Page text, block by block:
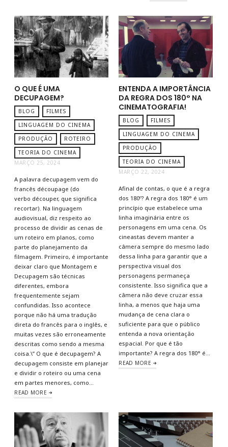
O QUE É UMA
DECUPAGEM?
BLOG
FILMES
LINGUAGEM DO CINEMA
PRODUÇÃO
ROTEIRO
TEORIA DO CINEMA
MARÇO 25, 2024
A palavra decupagem vem do
francês découpage (do
verbo découper, que significa
recortar). Na linguagem
audiovisual, diz respeito ao
processo de dividir as cenas de
um roteiro em planos, como
parte do planejamento da
filmagem. Primeiro, é importante
deixar claro que Montagem e
Decupagem são técnicas
diferentes, embora
frequentemente sejam
confundidas. Isso acontece
porque não há uma tradução
direta do francês para o inglês, e
muitas vezes são erroneamente
descritas como sendo a mesma
coisa.\” O que é decupagem? A
decupagem consiste em planejar
e dividir o roteiro ou uma cena
em partes menores, como…
READ MORE
ENTENDA A IMPORTÂNCIA
DA REGRA DOS 180° NA
CINEMATOGRAFIA!
BLOG
FILMES
LINGUAGEM DO CINEMA
PRODUÇÃO
TEORIA DO CINEMA
MARÇO 22, 2024
Afinal de contas, o que é a regra
dos 180º? A regra dos 180° é um
princípio que estabelece uma
linha imaginária entre os
personagens em uma cena. Os
cineastas devem manter a
câmera sempre do mesmo lado
dessa linha para garantir que a
perspectiva visual dos
personagens permaneça
consistente. Isso significa que a
câmera não deve cruzar essa
linha, a menos que haja uma
mudança de cena clara o
suficiente para que o público
entenda a nova orientação
espacial. Por que é tão
importante? A regra dos 180° é…
READ MORE